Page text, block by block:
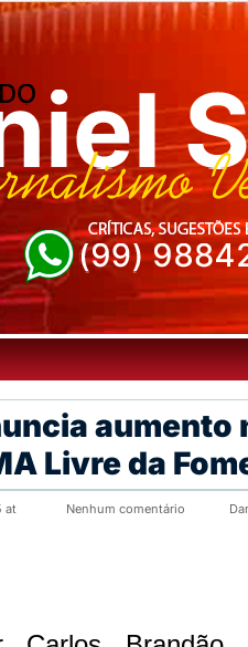
aumento
Livre da
at Nenhum comentário